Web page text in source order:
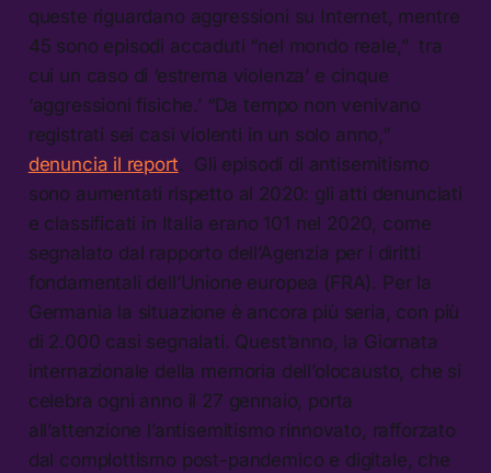
queste riguardano aggressioni su Internet, mentre
45 sono episodi accaduti “nel mondo reale,” tra
cui un caso di ‘estrema violenza’ e cinque
‘aggressioni fisiche.’ “Da tempo non venivano
registrati sei casi violenti in un solo anno,”
denuncia il report. Gli episodi di antisemitismo
sono aumentati rispetto al 2020: gli atti denunciati
e classificati in Italia erano 101 nel 2020, come
segnalato dal rapporto dell’Agenzia per i diritti
fondamentali dell’Unione europea (FRA). Per la
Germania la situazione è ancora più seria, con più
di 2.000 casi segnalati. Quest’anno, la Giornata
internazionale della memoria dell’olocausto, che si
celebra ogni anno il 27 gennaio, porta
all’attenzione l’antisemitismo rinnovato, rafforzato
dal complottismo post-pandemico e digitale, che